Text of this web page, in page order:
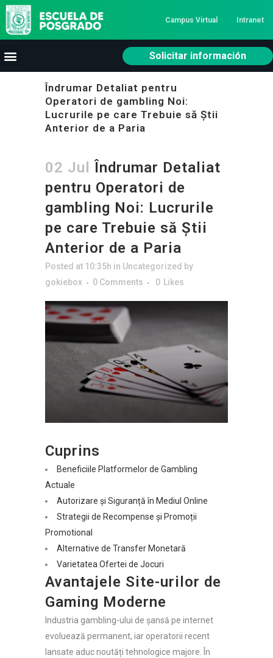
Campus Virtual Intranet
Solicitar información
Îndrumar Detaliat pentru
Operatori de gambling Noi:
Lucrurile pe care Trebuie să Știi
Anterior de a Paria
02 Jul
Îndrumar Detaliat
pentru Operatori de
gambling Noi: Lucrurile
pe care Trebuie să Știi
Anterior de a Paria
Posted at 10:35h in Uncategorized by
gokiebox
0 Comments 0 Likes
Cuprins
Beneficiile Platformelor de Gambling
Actuale
Autorizare și Siguranță în Mediul Online
Strategii de Recompense și Promoții
Promotional
Alternative de Transfer Monetară
Varietatea Ofertei de Jocuri
Avantajele Site-urilor de
Gaming Moderne
Industria gambling-ului de șansă pe internet
evoluează permanent, iar operatorii recent
lansate aduc noutăți tehnologice majore. În